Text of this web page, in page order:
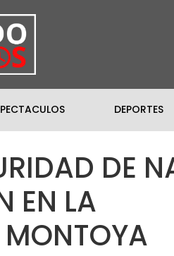
DEPORTES
DE
EN LA